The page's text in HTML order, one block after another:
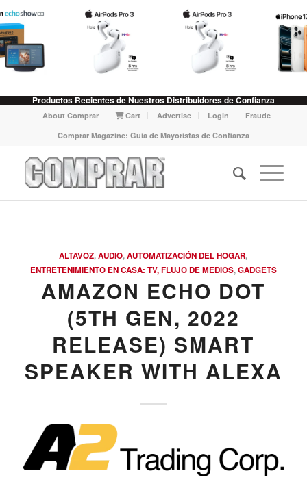
Productos Recientes de Nuestros Distribuidores de Confianza
About Comprar Cart Advertise Login
Fraude
Comprar Magazine: Guia de Mayoristas de Confianza
ALTAVOZ,AUDIO,AUTOMATIZACIÓN DEL HOGAR,
ENTRETENIMIENTO EN CASA: TV, FLUJO DE MEDIOS,GADGETS
AMAZON ECHO DOT
(5TH GEN, 2022
RELEASE) SMART
SPEAKER WITH ALEXA